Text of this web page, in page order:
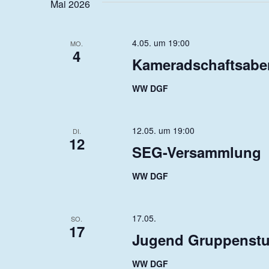
Mai 2026
MO.
4
4.05. um 19:00
WW DGF
DI.
12 SEG-Versammlung
12.05. um 19:00
WW DGF
SO.
17 Jugend
17.05.
WW DGF